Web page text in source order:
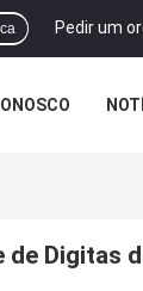
Pedir um
de Digitas